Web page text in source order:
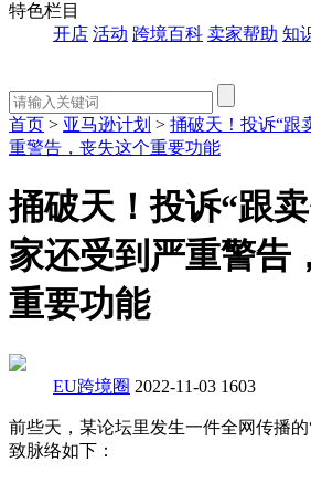
特色栏目
开店 活动 跨境百科 卖家帮助 知
首页 > 亚马逊计划 > 捅破天！投诉“跟
重警告，丧失这个重要功能
捅破天！投诉“跟
家还受到严重警告
重要功能
EU跨境圈 2022-11-03 1603
前些天，某论坛里发生一件全网传播
致脉络如下：